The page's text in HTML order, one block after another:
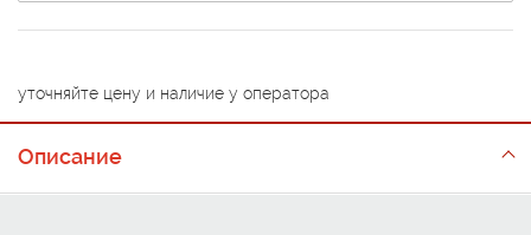
уточняйте цену и наличие у оператора
Описание